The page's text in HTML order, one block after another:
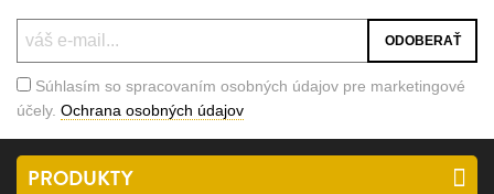
Súhlasím so spracovaním osobných údajov pre marketingové
účely. Ochrana osobných údajov
PRODUKTY